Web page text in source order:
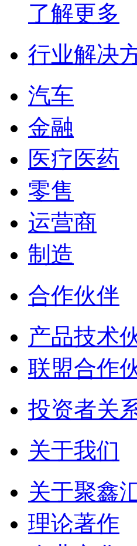
了解更多
行业解决
汽车
金融
医疗医药
零售
运营商
制造
合作伙伴
产品技术
联盟合作
投资者关
关于我们
关于聚鑫
理论著作